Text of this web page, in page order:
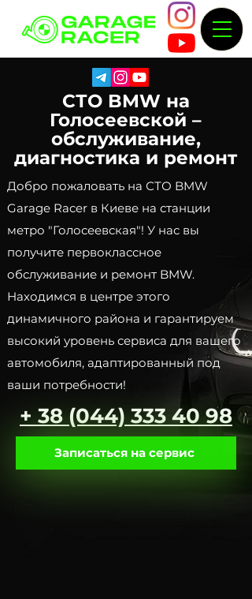
СТО BMW на
Голосеевской –
обслуживание,
диагностика и ремонт
Добро пожаловать на СТО BMW
Garage Racer в Киеве на станции
метро "Голосеевская"! У нас вы
получите первоклассное
обслуживание и ремонт BMW.
Находимся в центре этого
динамичного района и гарантируем
высокий уровень сервиса для вашего
автомобиля, адаптированный под
ваши потребности!
+ 38 (044) 333 40 98
Записаться на сервис